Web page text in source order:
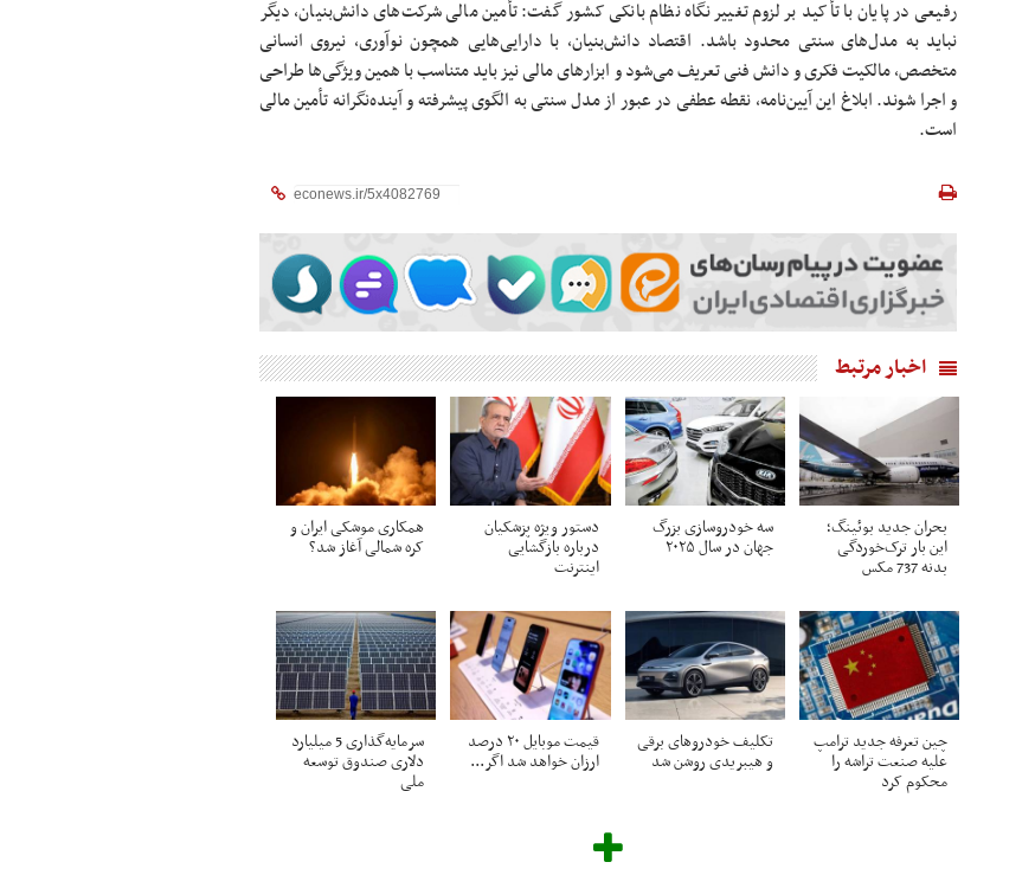
رفیعی در پایان با تأکید بر لزوم تغییر نگاه نظام بانکی کشور گفت: تأمین مالی شرکت‌های دانش‌بنیان، دیگر
نباید به مدل‌های سنتی محدود باشد. اقتصاد دانش‌بنیان، با دارایی‌هایی همچون نوآوری، نیروی انسانی
متخصص، مالکیت فکری و دانش فنی تعریف می‌شود و ابزارهای مالی نیز باید متناسب با همین ویژگی‌ها طراحی
و اجرا شوند. ابلاغ این آیین‌نامه، نقطه عطفی در عبور از مدل سنتی به الگوی پیشرفته و آینده‌نگرانه تأمین مالی
است.
اخبار مرتبط
بحران جدید بوئینگ؛
این بار ترک‌خوردگی
بدنه 737 مکس
سه خودروسازی بزرگ
جهان در سال ۲۰۲۵
دستور ویژه پزشکیان
درباره بازگشایی
اینترنت
همکاری موشکی ایران و
کره شمالی آغاز شد؟
چین تعرفه جدید ترامپ
علیه صنعت تراشه را
محکوم کرد
تکلیف خودروهای برقی
و هیبریدی روشن شد
قیمت موبایل ۲۰ درصد
ارزان خواهد شد اگر...
سرمایه‌گذاری 5 میلیارد
دلاری صندوق توسعه
ملی